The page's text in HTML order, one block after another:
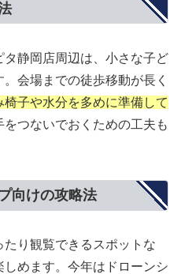
タ静岡店周辺は、小さな子ど
会場までの徒歩移動が長く
椅子や水分を多めに準備して
つないでおくための工夫も
向けの攻略法
り観覧できるスポットな
めます。今年はドローンシ